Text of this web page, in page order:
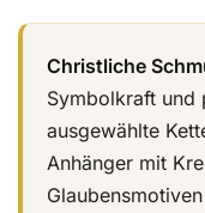
Christliche
Symbolkraft und
ausgewählte
Anhänger mit